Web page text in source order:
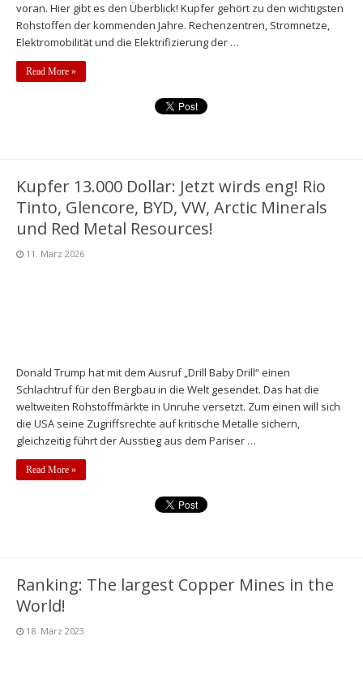
voran. Hier gibt es den Überblick! Kupfer gehört zu den wichtigsten
Rohstoffen der kommenden Jahre. Rechenzentren, Stromnetze,
Elektromobilität und die Elektrifizierung der …
Read More »
Kupfer 13.000 Dollar: Jetzt wirds eng! Rio
Tinto, Glencore, BYD, VW, Arctic Minerals
und Red Metal Resources!
11. März 2026
Donald Trump hat mit dem Ausruf „Drill Baby Drill“ einen
Schlachtruf für den Bergbau in die Welt gesendet. Das hat die
weltweiten Rohstoffmärkte in Unruhe versetzt. Zum einen will sich
die USA seine Zugriffsrechte auf kritische Metalle sichern,
gleichzeitig führt der Ausstieg aus dem Pariser …
Read More »
Ranking: The largest Copper Mines in the
World!
18. März 2023